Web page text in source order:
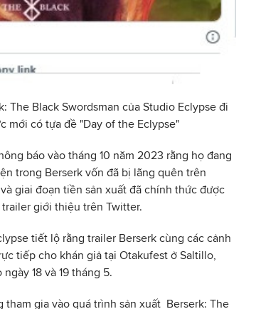
The Black Swordsman của Studio Eclypse đi
mới có tựa đề "Day of the Eclypse"
báo vào tháng 10 năm 2023 rằng họ đang
trong Berserk vốn đã bị lãng quên trên
giai đoạn tiền sản xuất đã chính thức được
giới thiệu trên Twitter.
tiết lộ rằng trailer Berserk cùng các cảnh
tiếp cho khán giả tại Otakufest ở Saltillo,
18 và 19 tháng 5.
gia vào quá trình sản xuất Berserk: The